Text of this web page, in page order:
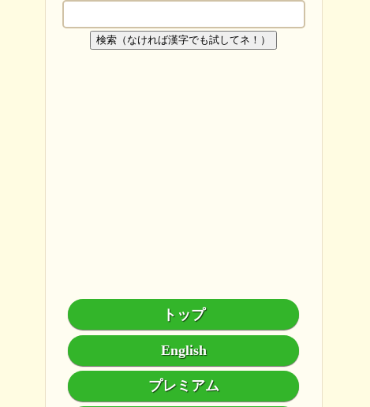
検索（なければ漢字でも試してネ！）
トップ
English
プレミアム